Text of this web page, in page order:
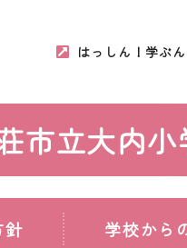
はっしん！学ぶ
市立大内小
針 学校から